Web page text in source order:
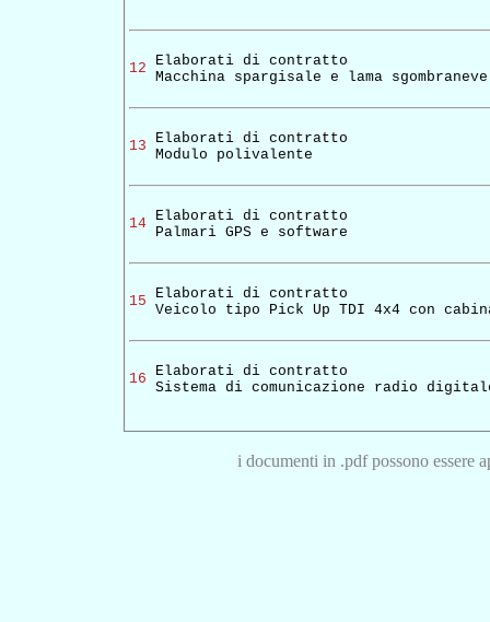
12
Elaborati di contratto
Macchina spargisale e lama sgombraneve
13
Elaborati di contratto
Modulo polivalente
14 Elaborati di contratto
Palmari GPS e software
15
Elaborati di contratto
Veicolo tipo Pick Up TDI 4x4 con
16
Elaborati di contratto
Sistema di comunicazione radio
i documenti in .pdf possono essere